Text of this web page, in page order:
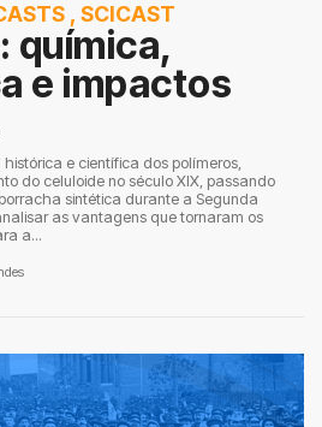
, SCICAST
química,
e impactos
e científica dos polímeros,
do celuloide no século XIX, passando
sintética durante a Segunda
as vantagens que tornaram os
a...